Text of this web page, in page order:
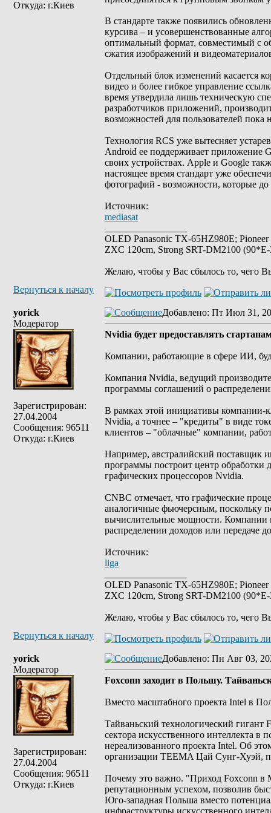
Откуда: г.Киев
В стандарте также появились
курсива – и усовершенствованные
оптимальный формат, совместимый с
сжатия изображений и
Отдельный блок изменений касается
видео и более гибкое управление
время утвердила лишь техническую
разработчиков приложений,
возможностей для пользователей пока
Технология RCS уже вытесняет
Android ее поддерживает приложение
своих устройствах. Apple и Google
настоящее время стандарт уже
фотографий - возможности, которые
Источник:
mediasat
OLED Panasonic TX-65HZ980E;
ZXC 120cm, Strong SRT-DM2100
Желаю, чтобы у Вас сбылось то, чего
Вернуться к началу
yorick
Модератор
Зарегистрирован:
27.04.2004
Сообщения: 96511
Откуда: г.Киев
Добавлено: Пт Июл 31,
Nvidia будет предоставлять
Компании, работающие в сфере ИИ,
Компания Nvidia, ведущий
программы соглашений о
В рамках этой инициативы компании-
Nvidia, а точнее – "кредиты" в виде
клиентов – "облачные" компании,
Например, австралийский поставщик
программы построит центр обработки
графических процессоров Nvidia.
CNBC отмечает, что графические
аналогичные фьючерсным, поскольку
вычислительные мощности. Компании
распределении доходов или передаче
Источник:
liga
OLED Panasonic TX-65HZ980E;
ZXC 120cm, Strong SRT-DM2100
Желаю, чтобы у Вас сбылось то, чего
Вернуться к началу
yorick
Модератор
Зарегистрирован:
27.04.2004
Сообщения: 96511
Откуда: г.Киев
Добавлено: Пн Авг 03,
Foxconn заходит в Польшу.
Вместо масштабного проекта Intel в
Тайваньский технологический гигант
сектора искусственного интеллекта в
нереализованного проекта Intel. Об
организации TEEMA Цай Сунг-Хуэй,
Почему это важно. "Приход Foxconn в
репутационным успехом, позволив
Юго-западная Польша вместо
инфраструктуры искусственного